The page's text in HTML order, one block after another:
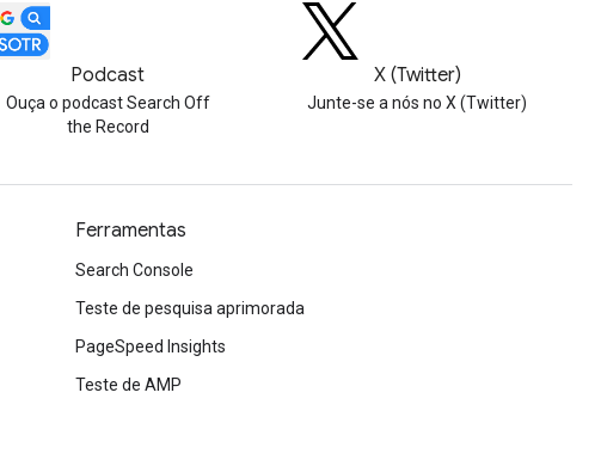
Podcast
Ouça o podcast Search Off
the Record
X (Twitter)
Junte-se a nós no X (Twitter)
Ferramentas
Search Console
Teste de pesquisa aprimorada
PageSpeed Insights
Teste de AMP